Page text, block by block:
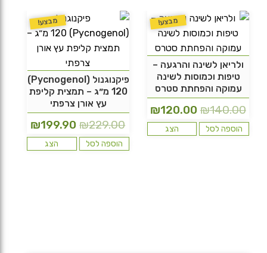
מבצע!
ולריאן לשינה והרגעה –
טיפות וכמוסות לשינה
עמוקה והפחתת סטרס
₪140.00
המחיר
המקורי
₪120.00
המחיר
הנוכחי
הוספה לסל הצג
מבצע!
פיקנוגנול (Pycnogenol)
120 מ״ג – תמצית קליפת
עץ אורן צרפתי
₪229.00
המחיר
המקורי
₪199.90
המחיר
הנוכחי
הוספה לסל הצג